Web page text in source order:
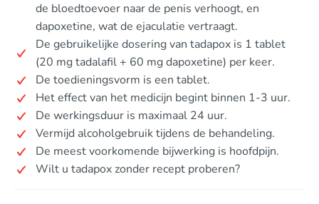
de bloedtoevoer naar de penis verhoogt, en
dapoxetine, wat de ejaculatie vertraagt.
De gebruikelijke dosering van tadapox is 1 tablet
(20 mg tadalafil + 60 mg dapoxetine) per keer.
De toedieningsvorm is een tablet.
Het effect van het medicijn begint binnen 1-3 uur.
De werkingsduur is maximaal 24 uur.
Vermijd alcoholgebruik tijdens de behandeling.
De meest voorkomende bijwerking is hoofdpijn.
Wilt u tadapox zonder recept proberen?